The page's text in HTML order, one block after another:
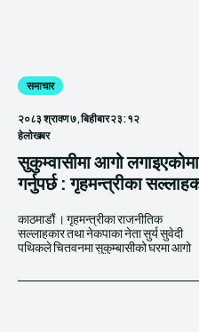
समाचार
२०८३ श्रावण ७, बिहीबार २३:१२
हेलाेखबर
सुकुम्वासीमा आगो
गर्नुपर्छ : गृहमन्त्रीका
काठमाडौं । गृहमन्त्रीका राजनीतिक
सल्लाहकार तथा नेकपाका नेता सुर्य सुवेदी
पथिकले चितवनमा सुकुम्बासीको घरमा आगो
लगाएको प्रकरणमा पार्टी र सरकारले